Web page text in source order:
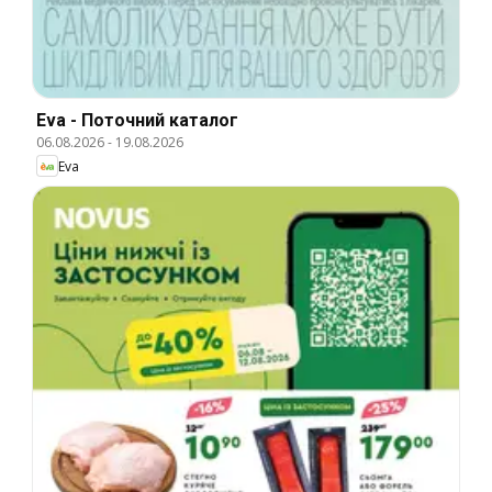
Eva - Поточний каталог
06.08.2026- 19.08.2026
Eva